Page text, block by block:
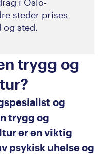
steder prises
sted.
trygg og
og
trygg og
er en viktig
psykisk uhelse og